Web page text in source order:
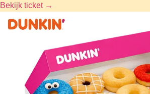
Bekijk ticket →